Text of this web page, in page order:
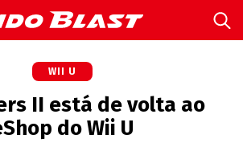
WII U
II está de volta ao
do Wii U